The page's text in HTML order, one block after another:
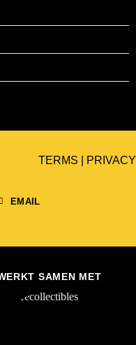
EMAIL
TERMS PRIVACY
SAMEN MET